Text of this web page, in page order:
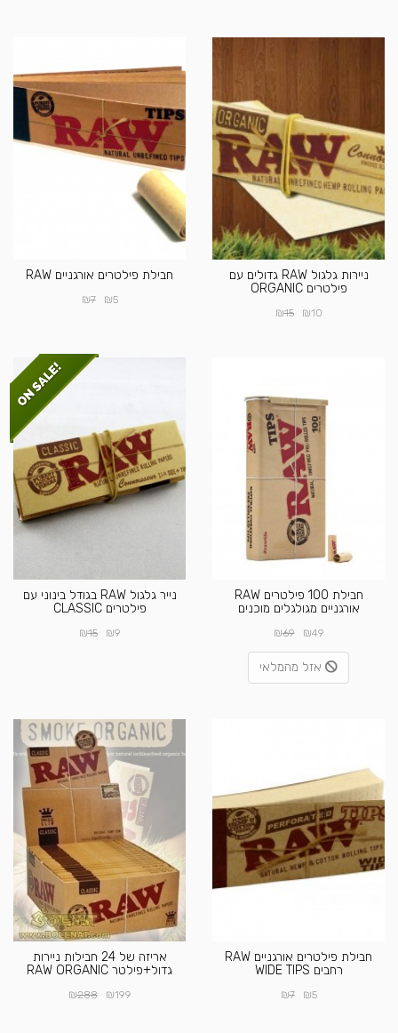
ניירות גלגול RAW גדולים עם
פילטרים ORGANIC
₪10
₪15
חבילת פילטרים אורגניים RAW
₪5
₪7
חבילת 100 פילטרים RAW
אורגניים מגולגלים מוכנים
₪49
₪69
אזל מהמלאי
נייר גלגול RAW בגודל בינוני עם
פילטרים CLASSIC
₪9
₪15
חבילת פילטרים אורגניים RAW
רחבים WIDE TIPS
₪5
₪7
אריזה של 24 חבילות ניירות
גדול+פילטר RAW ORGANIC
₪199
₪288